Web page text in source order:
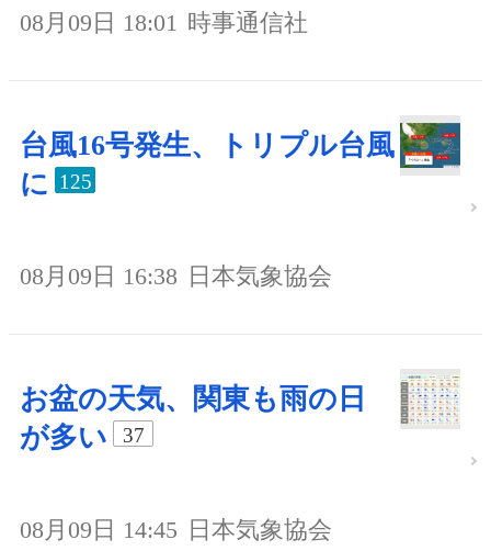
08月09日 18:01 時事通信社
台風16号発生、トリプル台風
に 125
08月09日 16:38 日本気象協会
お盆の天気、関東も雨の日
が多い
37
08月09日 14:45 日本気象協会